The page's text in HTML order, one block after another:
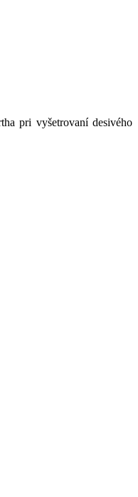
pri vyšetrovaní desivého